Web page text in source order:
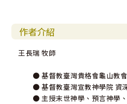
作者介紹
王長瑞 牧師
● 基督教臺灣貴格會龜山教會
● 基督教臺灣宣教神學院 資
● 主授末世神學、預言神學、